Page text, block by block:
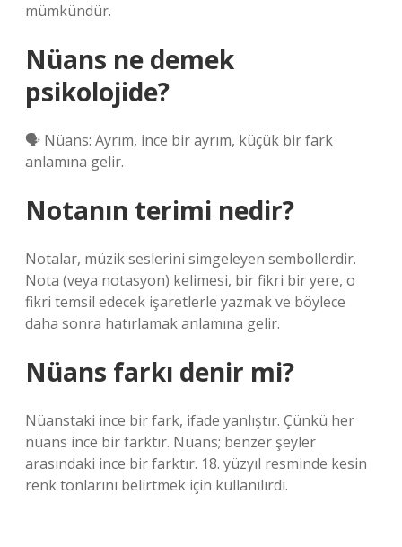
mümkündür.
Nüans ne demek
psikolojide?
🗣 Nüans: Ayrım, ince bir ayrım, küçük bir fark
anlamına gelir.
Notanın terimi nedir?
Notalar, müzik seslerini simgeleyen sembollerdir.
Nota (veya notasyon) kelimesi, bir fikri bir yere, o
fikri temsil edecek işaretlerle yazmak ve böylece
daha sonra hatırlamak anlamına gelir.
Nüans farkı denir mi?
Nüanstaki ince bir fark, ifade yanlıştır. Çünkü her
nüans ince bir farktır. Nüans; benzer şeyler
arasındaki ince bir farktır. 18. yüzyıl resminde kesin
renk tonlarını belirtmek için kullanılırdı.